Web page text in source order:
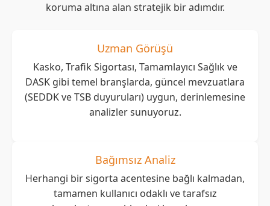
koruma altına alan stratejik bir adımdır.
Uzman Görüşü
Kasko, Trafik Sigortası, Tamamlayıcı Sağlık ve
DASK gibi temel branşlarda, güncel mevzuatlara
(SEDDK ve TSB duyuruları) uygun, derinlemesine
analizler sunuyoruz.
Bağımsız Analiz
Herhangi bir sigorta acentesine bağlı kalmadan,
tamamen kullanıcı odaklı ve tarafsız